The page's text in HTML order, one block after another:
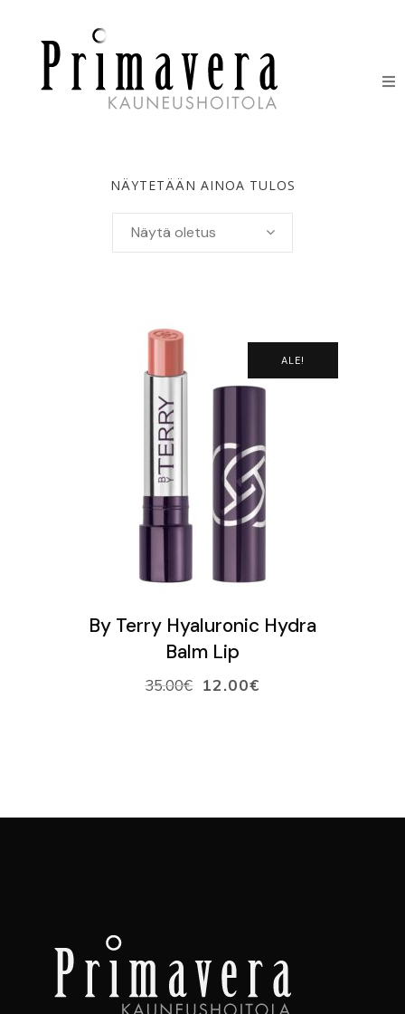
IHONHOITOTUOTTEET
YHTEYSTIEDOT
VERKKOKAUPPA
Ostoskori
NÄYTETÄÄN AINOA TULOS
Näytä oletus
ALE!
VALITSE SÄVY
By Terry Hyaluronic Hydra
Balm Lip
35.00€ 12.00€